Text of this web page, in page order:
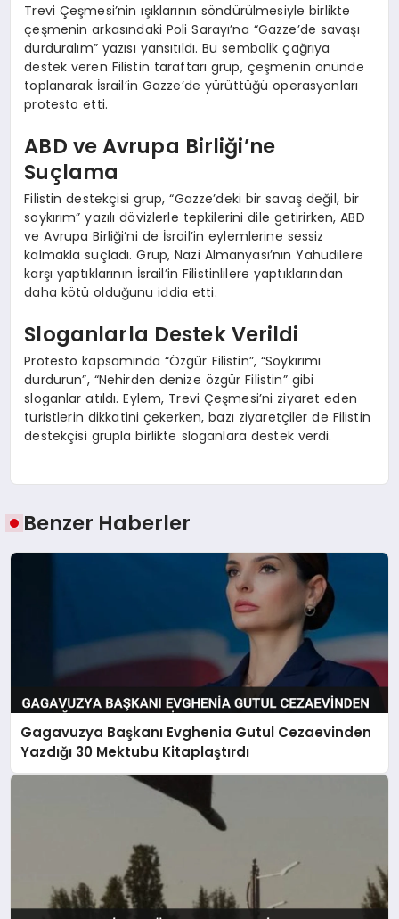
Trevi Çeşmesi’nin ışıklarının söndürülmesiyle birlikte
çeşmenin arkasındaki Poli Sarayı’na “Gazze’de savaşı
durduralım” yazısı yansıtıldı. Bu sembolik çağrıya
destek veren Filistin taraftarı grup, çeşmenin önünde
toplanarak İsrail’in Gazze’de yürüttüğü operasyonları
protesto etti.
ABD ve Avrupa Birliği’ne
Suçlama
Filistin destekçisi grup, “Gazze’deki bir savaş değil, bir
soykırım” yazılı dövizlerle tepkilerini dile getirirken, ABD
ve Avrupa Birliği’ni de İsrail’in eylemlerine sessiz
kalmakla suçladı. Grup, Nazi Almanyası’nın Yahudilere
karşı yaptıklarının İsrail’in Filistinlilere yaptıklarından
daha kötü olduğunu iddia etti.
Sloganlarla Destek Verildi
Protesto kapsamında “Özgür Filistin”, “Soykırımı
durdurun”, “Nehirden denize özgür Filistin” gibi
sloganlar atıldı. Eylem, Trevi Çeşmesi’ni ziyaret eden
turistlerin dikkatini çekerken, bazı ziyaretçiler de Filistin
destekçisi grupla birlikte sloganlara destek verdi.
Benzer Haberler
Gagavuzya Başkanı Evghenia Gutul Cezaevinden
Yazdığı 30 Mektubu Kitaplaştırdı